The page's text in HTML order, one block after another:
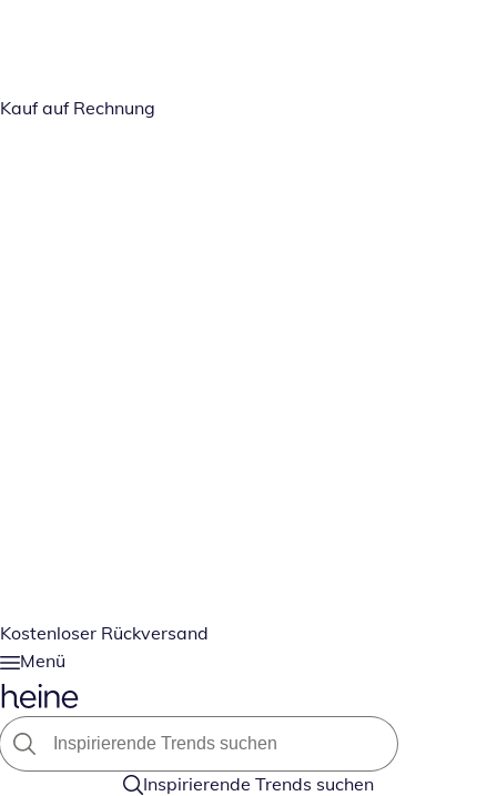
Kauf auf Rechnung
Kostenloser Rückversand
Menü
Inspirierende Trends suchen